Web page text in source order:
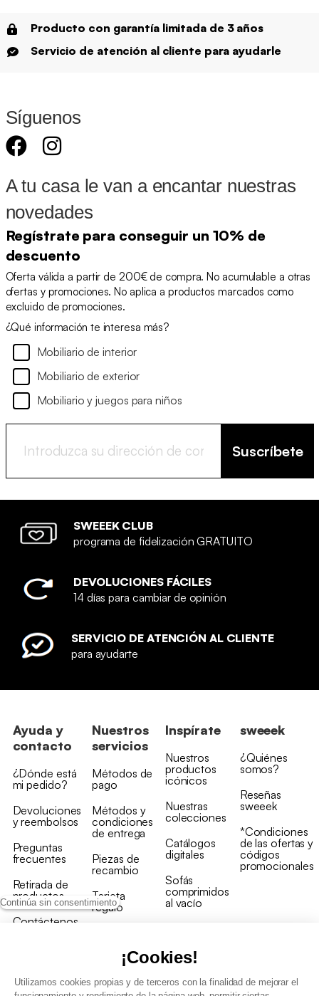
Continúa sin consentimiento
¡Cookies!
Utilizamos cookies propias y de terceros con la finalidad de mejorar el
Producto con garantía limitada de 3 años
Servicio de atención al cliente para ayudarle
Síguenos
A tu casa le van a encantar nuestras
novedades
Regístrate para conseguir un 10% de
descuento
Oferta válida a partir de 200€ de compra. No acumulable a otras
ofertas y promociones. No aplica a productos marcados como
excluido de promociones.
¿Qué información te interesa más?
Mobiliario de interior
Mobiliario de exterior
Mobiliario y juegos para niños
Suscríbete
SWEEEK CLUB
programa de fidelización GRATUITO
DEVOLUCIONES FÁCILES
14 días para cambiar de opinión
SERVICIO DE ATENCIÓN AL CLIENTE
para ayudarte
Ayuda y
contacto
¿Dónde está
mi pedido?
Devoluciones
y reembolsos
Preguntas
frecuentes
Retirada de
productos
Contáctenos
Nuestros
servicios
Métodos de
pago
Métodos y
condiciones
de entrega
Piezas de
recambio
Tarjeta
regalo
Inspírate
Nuestros
productos
icónicos
Nuestras
colecciones
Catálogos
digitales
Sofás
comprimidos
al vacío
sweeek
¿Quiénes
somos?
Reseñas
sweeek
*Condiciones
de las ofertas y
códigos
promocionales